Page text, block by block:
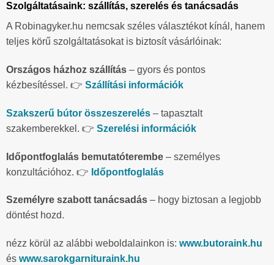
Szolgáltatásaink: szállítás, szerelés és tanácsadás
A Robinagyker.hu nemcsak széles választékot kínál, hanem
teljes körű szolgáltatásokat is biztosít vásárlóinak:
Országos házhoz szállítás – gyors és pontos
kézbesítéssel. 👉 Szállítási információk
Szakszerű bútor összeszerelés – tapasztalt
szakemberekkel. 👉 Szerelési információk
Időpontfoglalás bemutatóterembe – személyes
konzultációhoz. 👉 Időpontfoglalás
Személyre szabott tanácsadás – hogy biztosan a legjobb
döntést hozd.
nézz körül az alábbi weboldalainkon is: www.butoraink.hu
és www.sarokgarnituraink.hu